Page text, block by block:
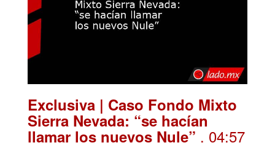
Exclusiva | Caso Fondo Mixto
Sierra Nevada: “se hacían
llamar los nuevos Nule” . 04:57